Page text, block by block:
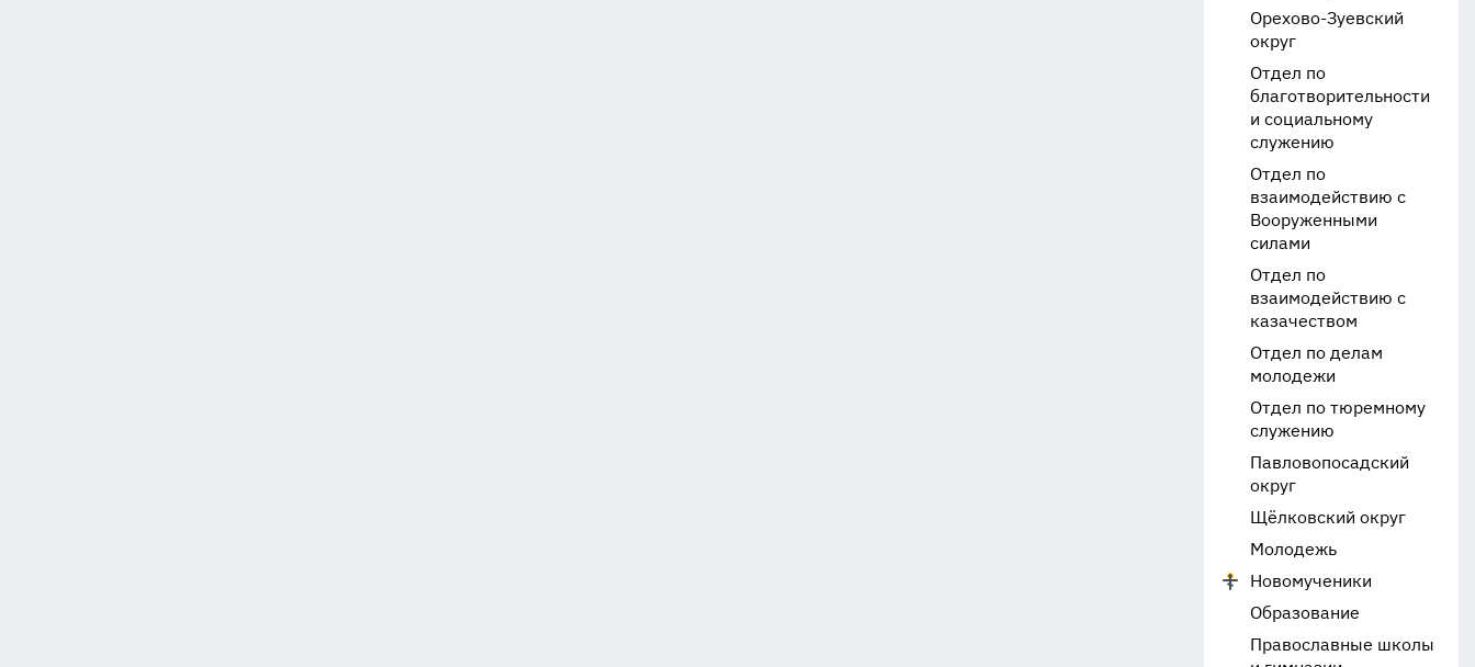
Орехово-Зуевский
округ
Отдел по
благотворительности
и социальному
служению
Отдел по
взаимодействию с
Вооруженными
силами
Отдел по
взаимодействию с
казачеством
Отдел по делам
молодежи
Отдел по тюремному
служению
Павловопосадский
округ
Щёлковский округ
Молодежь
Новомученики
Образование
Православные школы